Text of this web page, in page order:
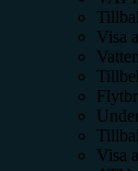
Visa
Visa